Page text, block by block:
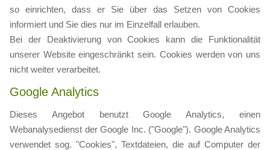
so einrichten, dass er Sie über das Setzen von Cookies
informiert und Sie dies nur im Einzelfall erlauben.
Bei der Deaktivierung von Cookies kann die Funktionalität
unserer Website eingeschränkt sein. Cookies werden von uns
nicht weiter verarbeitet.
Google Analytics
Dieses Angebot benutzt Google Analytics, einen
Webanalysedienst der Google Inc. ("Google"). Google Analytics
verwendet sog. "Cookies", Textdateien, die auf Computer der